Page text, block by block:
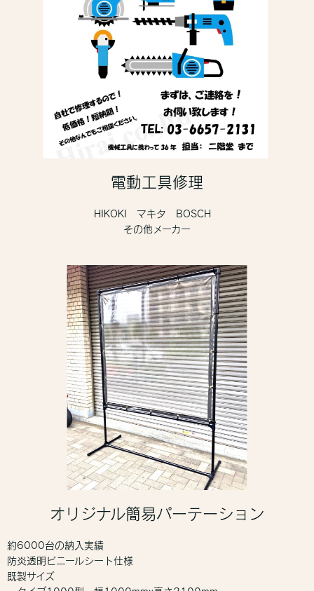
電動工具修理
HIKOKI マキタ BOSCH
その他メーカー
オリジナル簡易パーテーション
約6000台の納入実績
防炎透明ビニールシート仕様
既製サイズ